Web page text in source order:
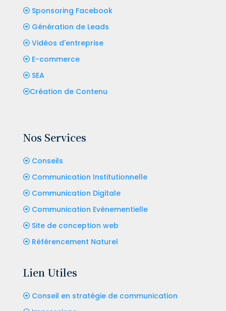
Sponsoring Facebook
Génération de Leads
Vidéos d'entreprise
E-commerce
SEA
Création de Contenu
Nos Services
Conseils
Communication Institutionnelle
Communication Digitale
Communication Evénementielle
Site de conception web
Référencement Naturel
Lien Utiles
Conseil en stratégie de communication